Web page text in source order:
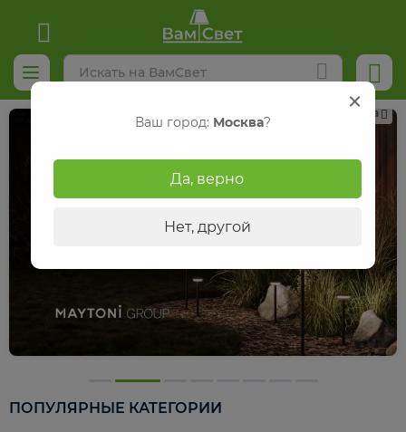
Реклама
ПОПУЛЯРНЫЕ КАТЕГОРИИ
Ваш город: Москва?
Да, верно
Нет, другой